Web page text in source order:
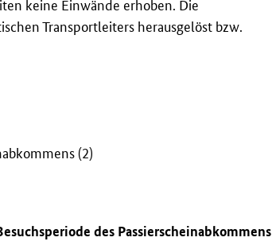
keine Einwände erhoben. Die
Transportleiters herausgelöst bzw.
(2)
des Passierscheinabkommens